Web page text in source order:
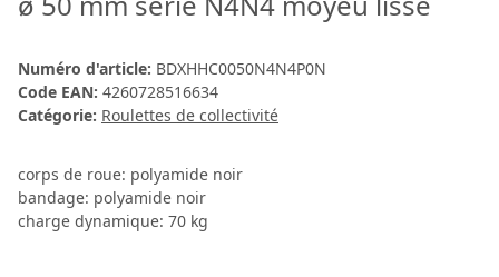
Numéro d'article: BDXHHC0050N4N4P0N
Code EAN: 4260728516634
Catégorie: Roulettes de collectivité
corps de roue: polyamide noir
bandage: polyamide noir
charge dynamique: 70 kg